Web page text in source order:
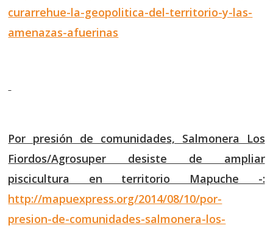
curarrehue-la-geopolitica-del-territorio-y-las-
amenazas-afuerinas
Por presión de comunidades, Salmonera Los
Fiordos/Agrosuper desiste de ampliar
piscicultura en territorio Mapuche -:
http://mapuexpress.org/2014/08/10/por-
presion-de-comunidades-salmonera-los-